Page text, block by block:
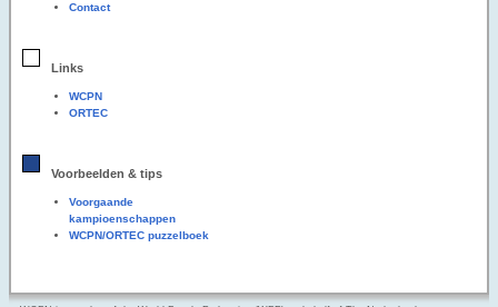
Contact
Links
WCPN
ORTEC
Voorbeelden & tips
Voorgaande
kampioenschappen
WCPN/ORTEC puzzelboek